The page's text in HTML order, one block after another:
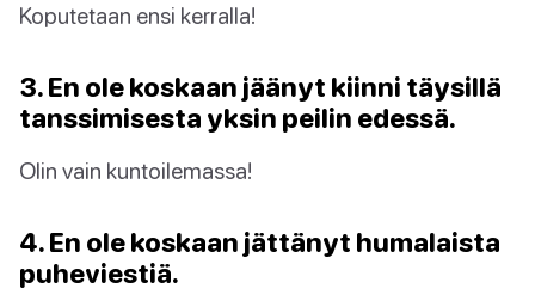
Koputetaan ensi kerralla!
3. En ole koskaan jäänyt kiinni täysillä
tanssimisesta yksin peilin edessä.
Olin vain kuntoilemassa!
4. En ole koskaan jättänyt humalaista
puheviestiä.